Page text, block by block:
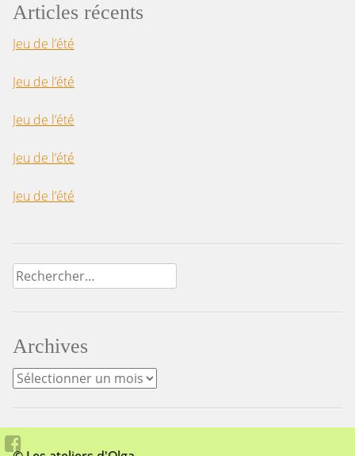
Articles récents
Jeu de l’été
Jeu de l’été
Jeu de l’été
Jeu de l’été
Jeu de l’été
Rechercher :
Archives
Archives